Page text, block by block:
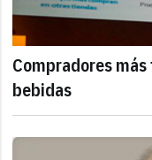
Compradores
bebidas